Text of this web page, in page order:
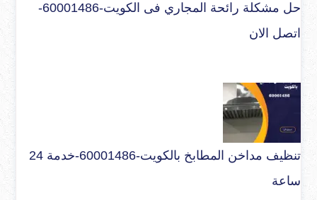
حل مشكلة رائحة المجاري فى الكويت-60001486-
اتصل الان
تنظيف مداخن المطابخ بالكويت-60001486-خدمة 24
ساعة